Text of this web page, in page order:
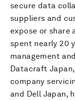
secure data
suppliers and
expose or share
spent nearly 20
management
Datacraft
company
and Dell Japan,